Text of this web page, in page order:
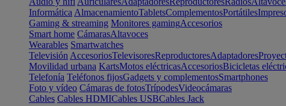
Informática AlmacenamientoTabletsComplementosPortátiles
Gaming & streaming Monitores gamingAccesorios
Smart home CámarasAltavoces
Wearables Smartwatches
Televisión AccesoriosTelevisoresReproductoresAdaptadores
Movilidad urbana KartsMotos eléctricasAccesoriosBicicletas
Telefonía Teléfonos fijosGadgets y complementosSmartphones
Foto y vídeo Cámaras de fotosTrípodesVideocámaras
Cables Cables HDMICables USBCables Jack